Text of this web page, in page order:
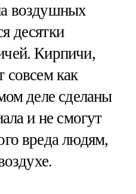
воздушных
десятки
Кирпичи,
совсем как
деле сделаны
и не смогут
вреда людям,